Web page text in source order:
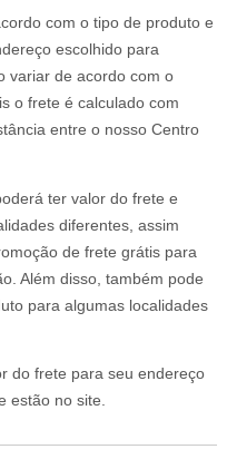
com o tipo de produto e
escolhido para
variar de acordo com o
o frete é calculado com
entre o nosso Centro
ter valor do frete e
diferentes, assim
de frete grátis para
Além disso, também pode
para algumas localidades
do frete para seu endereço
estão no site.